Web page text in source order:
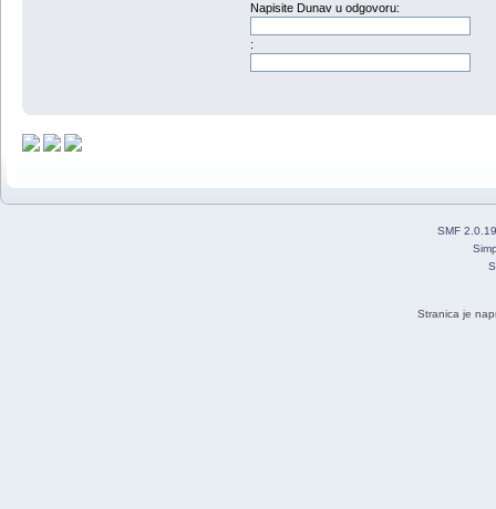
Napisite Dunav u odgovoru:
:
SMF 2.0.19
Stranica je